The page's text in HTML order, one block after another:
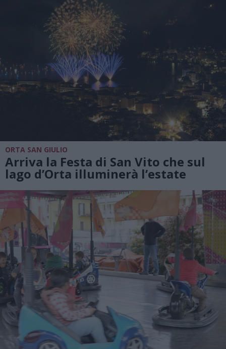
ORTA SAN GIULIO
Arriva la Festa di San Vito che sul
lago d’Orta illuminerà l’estate